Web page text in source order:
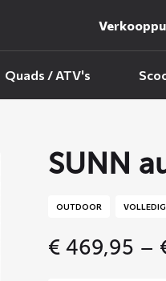
Quads / ATV's
SUNN
OUTDOOR
€ 469,95 –